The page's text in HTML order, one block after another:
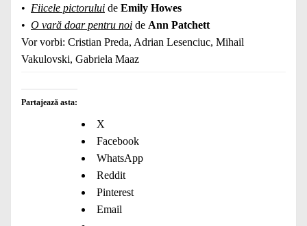
• Fiicele pictorului de Emily Howes
• O vară doar pentru noi de Ann Patchett
Vor vorbi: Cristian Preda, Adrian Lesenciuc, Mihail
Vakulovski, Gabriela Maaz
Partajează asta:
X
Facebook
WhatsApp
Reddit
Pinterest
Email